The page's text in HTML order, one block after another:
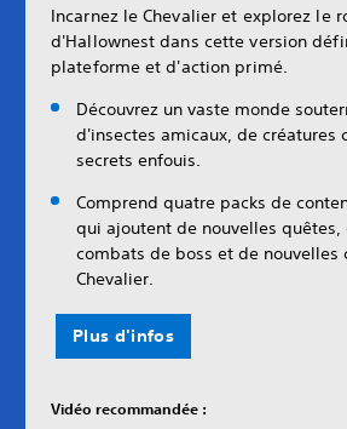
Incarnez le Chevalier et explorez le
d'Hallownest dans cette version
plateforme et d'action primé.
Découvrez un vaste monde
d'insectes amicaux, de créatures
secrets enfouis.
Comprend quatre packs de
qui ajoutent de nouvelles
combats de boss et de nouvelles
Chevalier.
Plus d'infos
Vidéo recommandée :